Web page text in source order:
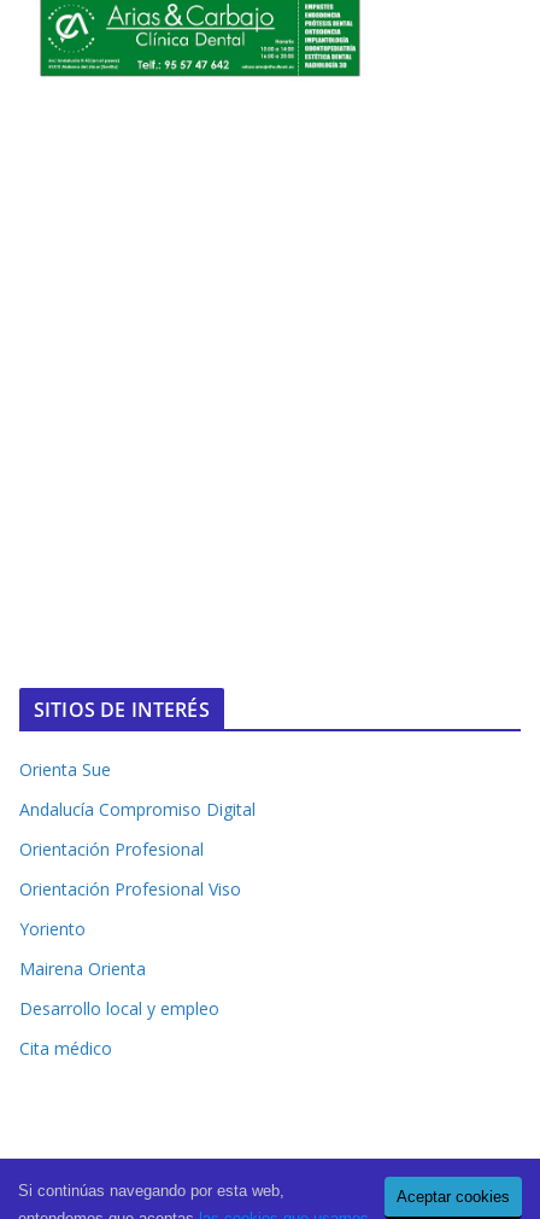
SITIOS DE INTERÉS
Orienta Sue
Andalucía Compromiso Digital
Orientación Profesional
Orientación Profesional Viso
Yoriento
Mairena Orienta
Desarrollo local y empleo
Cita médico
Copyright © 2026El Periódico de Mairena . All rights reserved.
Aceptar cookies
Si continúas navegando por esta web,